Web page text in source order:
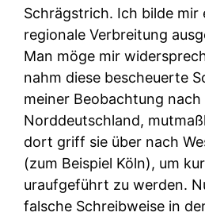
Schrägstrich. Ich bilde mir
regionale Verbreitung
Man möge mir
nahm diese bescheuerte
meiner Beobachtung nach
Norddeutschland,
dort griff sie über nach
(zum Beispiel Köln), um
uraufgeführt zu werden.
falsche Schreibweise in